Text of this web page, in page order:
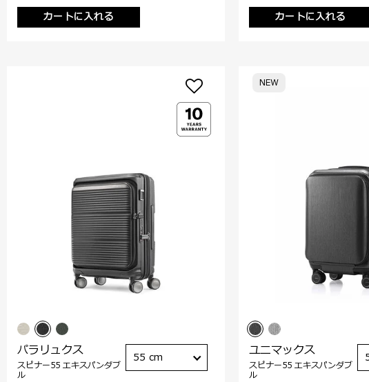
カートに入れる
カートに入れる
パラリュクス
スピナー55 エキスパンダブ
ル
55 cm
NEW
ユニマックス
スピナー55 エキスパンダブ
ル